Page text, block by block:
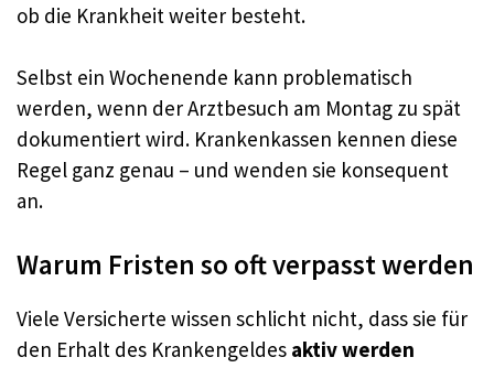
ob die Krankheit weiter besteht.
Selbst ein Wochenende kann problematisch
werden, wenn der Arztbesuch am Montag zu spät
dokumentiert wird. Krankenkassen kennen diese
Regel ganz genau – und wenden sie konsequent
an.
Warum Fristen so oft verpasst werden
Viele Versicherte wissen schlicht nicht, dass sie für
den Erhalt des Krankengeldes aktiv werden